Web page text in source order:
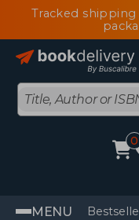
Tracked
0
MENU